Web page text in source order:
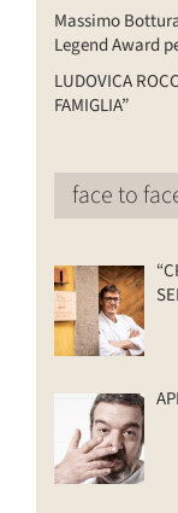
Massimo
Legend Award
LUDOVICA
FAMIGLIA”
face to